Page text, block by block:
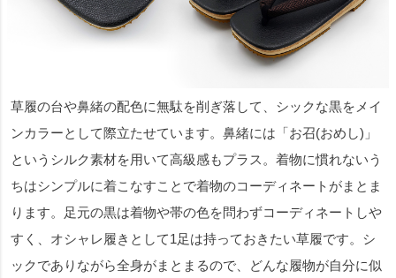
草履の台や鼻緒の配色に無駄を削ぎ落して、シックな黒をメイ
ンカラーとして際立たせています。鼻緒には「お召(おめし)」
というシルク素材を用いて高級感もプラス。着物に慣れないう
ちはシンプルに着こなすことで着物のコーディネートがまとま
ります。足元の黒は着物や帯の色を問わずコーディネートしや
すく、オシャレ履きとして1足は持っておきたい草履です。シ
ックでありながら全身がまとまるので、どんな履物が自分に似